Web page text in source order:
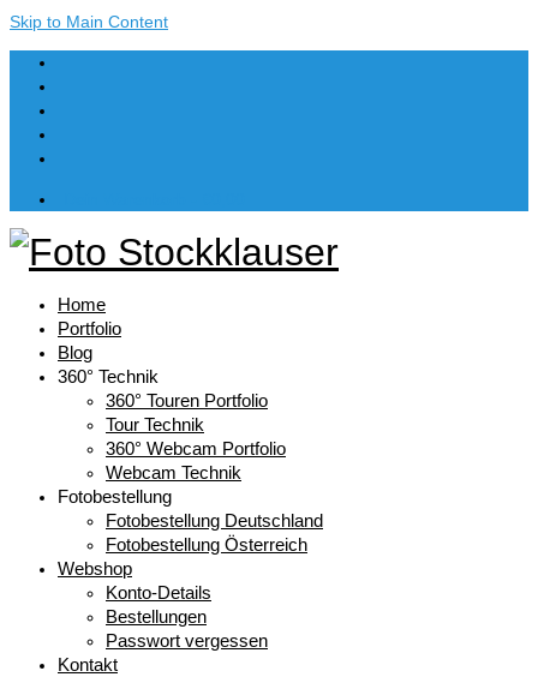
Skip to Main Content
Home
Portfolio
Blog
360° Technik
360° Touren Portfolio
Tour Technik
360° Webcam Portfolio
Webcam Technik
Fotobestellung
Fotobestellung Deutschland
Fotobestellung Österreich
Webshop
Konto-Details
Bestellungen
Passwort vergessen
Kontakt